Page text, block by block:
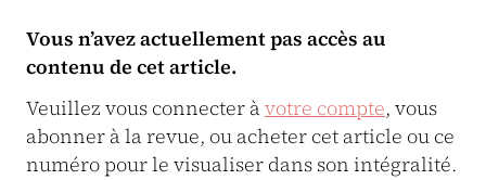
Vous n’avez actuellement pas accès au
contenu de cet article.
Veuillez vous connecter àvotre compte, vous
abonner à la revue, ou acheter cet article ou ce
numéro pour le visualiser dans son intégralité.